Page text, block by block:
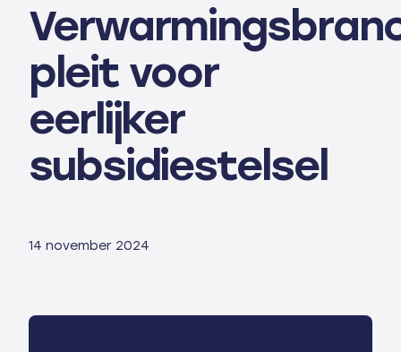
Technieken
Actueel
Over ons
pleit voor
eerlijker
subsidiestelsel
14 november 2024